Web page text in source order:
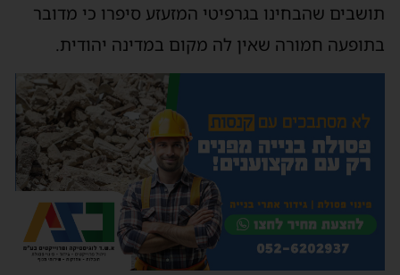
תושבים שהבחינו בגרפיטי המזעזע סיפרו כי מדובר
בתופעה חמורה שאין לה מקום במדינה יהודית.